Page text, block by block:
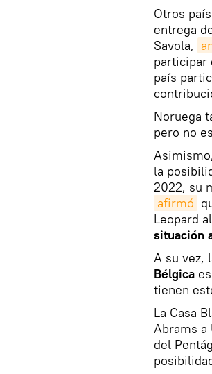
Otros
entrega
Savola,
participar
país
Noruega
pero no
la
2022, su
afirmó
Leopard
situación
A su vez,
Bélgica
tienen
La Casa
Abrams a
del